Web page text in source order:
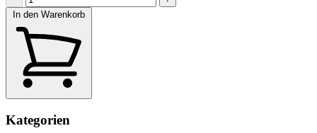
In den Warenkorb
Kategorien